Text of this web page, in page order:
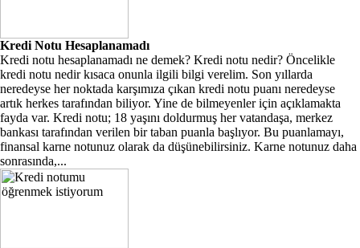
Kredi Notu Hesaplanamadı
Kredi notu hesaplanamadı ne demek? Kredi notu nedir? Öncelikle
kredi notu nedir kısaca onunla ilgili bilgi verelim. Son yıllarda
neredeyse her noktada karşımıza çıkan kredi notu puanı neredeyse
artık herkes tarafından biliyor. Yine de bilmeyenler için açıklamakta
fayda var. Kredi notu; 18 yaşını doldurmuş her vatandaşa, merkez
bankası tarafından verilen bir taban puanla başlıyor. Bu puanlamayı,
finansal karne notunuz olarak da düşünebilirsiniz. Karne notunuz daha
sonrasında,...